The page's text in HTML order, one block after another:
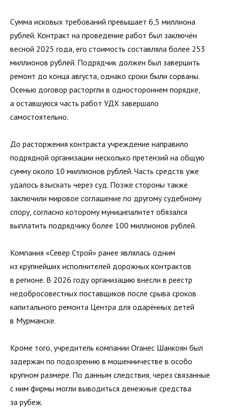
Сумма исковых требований превышает 6,5 миллиона
рублей. Контракт на проведение работ был заключён
весной 2025 года, его стоимость составляла более 253
миллионов рублей. Подрядчик должен был завершить
ремонт до конца августа, однако сроки были сорваны.
Осенью договор расторгли в одностороннем порядке,
а оставшуюся часть работ УДХ завершало
самостоятельно.
До расторжения контракта учреждение направило
подрядной организации несколько претензий на общую
сумму около 10 миллионов рублей. Часть средств уже
удалось взыскать через суд. Позже стороны также
заключили мировое соглашение по другому судебному
спору, согласно которому муниципалитет обязался
выплатить подрядчику более 100 миллионов рублей.
Компания «Север Строй» ранее являлась одним
из крупнейших исполнителей дорожных контрактов
в регионе. В 2026 году организацию внесли в реестр
недобросовестных поставщиков после срыва сроков
капитального ремонта Центра для одарённых детей
в Мурманске.
Кроме того, учредитель компании Оганес Шанкоян был
задержан по подозрению в мошенничестве в особо
крупном размере. По данным следствия, через связанные
с ним фирмы могли выводиться денежные средства
за рубеж.